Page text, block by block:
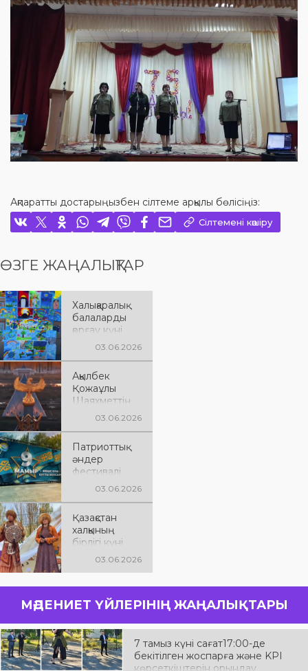
Ақпаратты достарыңызбен сілтеме арқылы бөлісіңіз:
Сілтемені көшіру
ӨЗГЕ ЖАҢАЛЫҚТАР
Халықаралық
балаларды
қорғау күні
03.06.2026
Ақылбек
Қожаұлы
Шаяхметтің
75 жас
шығармашыл
ық кеші.
03.06.2026
Патриоттық
әндер
фестивалі
03.06.2026
Қазақстан
халқының
бірлігі күні
03.06.2026
МӘДЕНИЕТ ҮЙЛЕРІНІҢ ЖАҢАЛЫҚТАРЫ
7 тамыз күні сағат17:00-де
бекітілген жоспарға және KPI
көрсеткіштерін орындау